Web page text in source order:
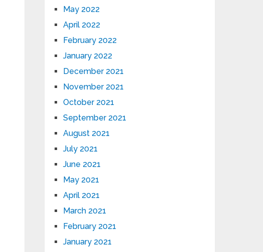
May 2022
April 2022
February 2022
January 2022
December 2021
November 2021
October 2021
September 2021
August 2021
July 2021
June 2021
May 2021
April 2021
March 2021
February 2021
January 2021